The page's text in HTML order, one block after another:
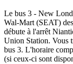
Le bus 3 - New
Wal-Mart (SEAT)
débute à l'arrêt
Union Station. Vous
bus 3. L'horaire
(si ceux-ci sont